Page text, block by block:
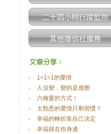
二十四小時行蹤監控
其他徵信社服務
1+1=1的愛情
人沒變，變的是感覺
六種愛的方式！
太熟悉的愛情只剩習慣？
幸福的轉折靠自己決定
幸福就在你身邊